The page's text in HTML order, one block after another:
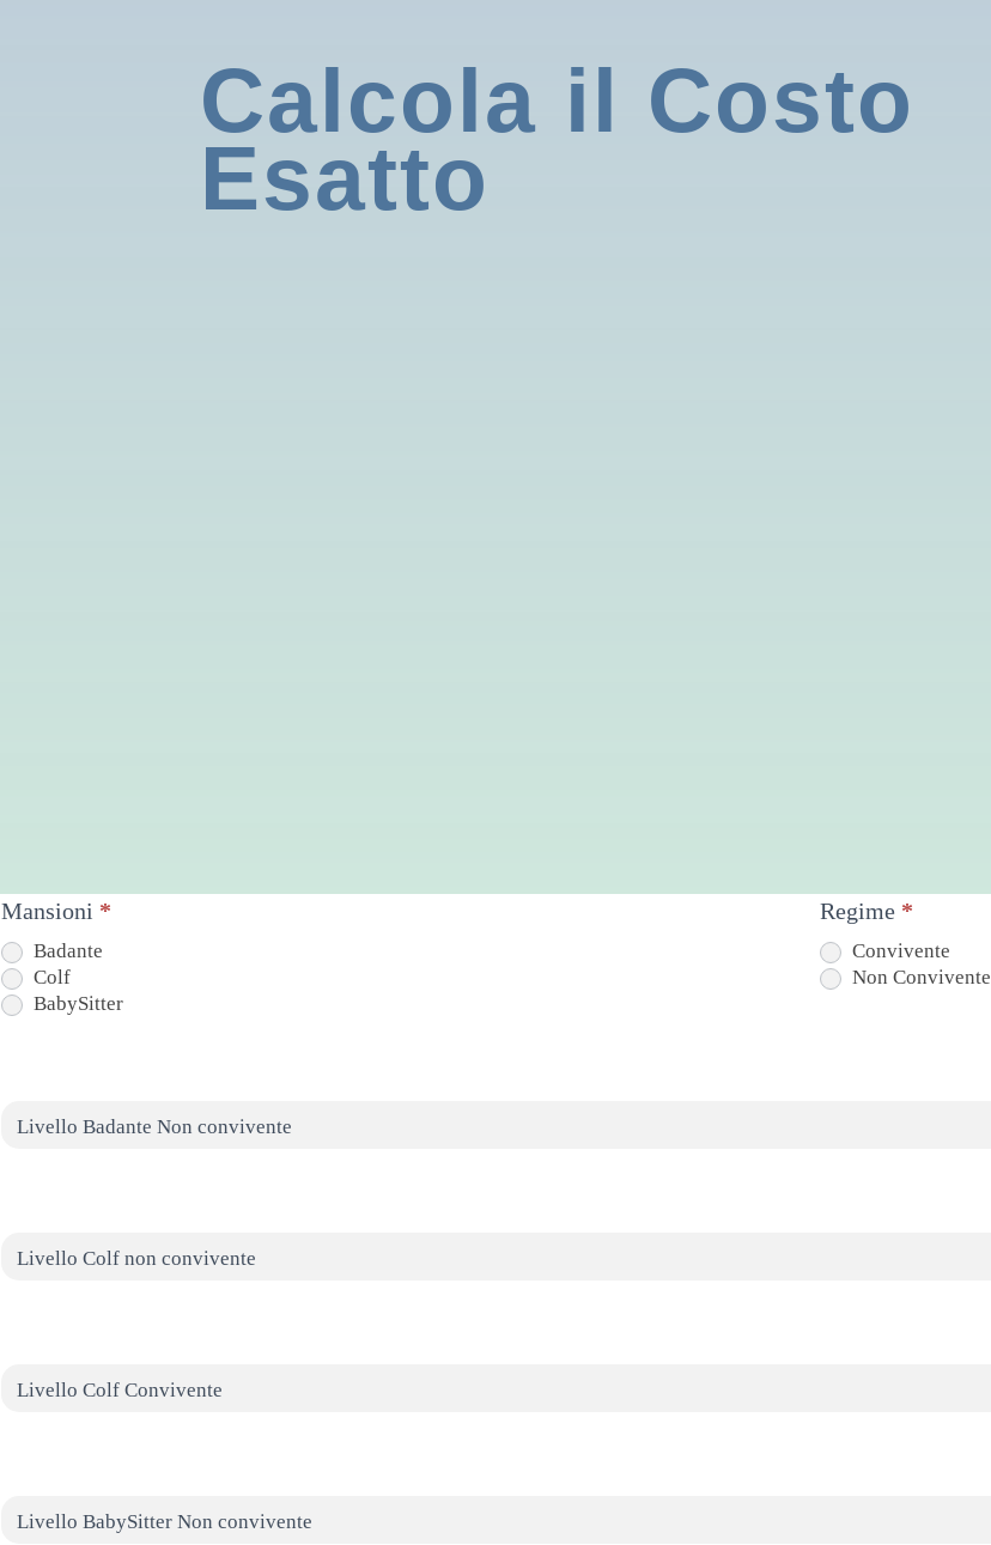
Calcola il Costo
Esatto
SIMULATORE
Mansioni *
Badante
Colf
BabySitter
Regime *
Convivente
Non Convivente
Livello Badante Non convivente
Livello Colf non convivente
Livello Colf Convivente
Livello BabySitter Non convivente